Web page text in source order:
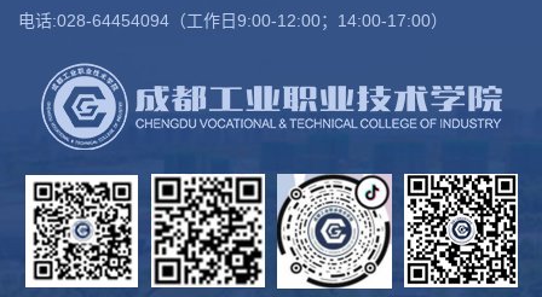
电话:028-64454094（工作日9:00-12:00；14:00-17:00）